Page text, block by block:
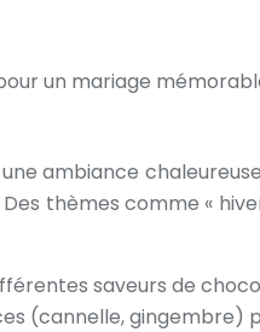
un mariage
ambiance
thèmes comme «
saveurs de
(cannelle,